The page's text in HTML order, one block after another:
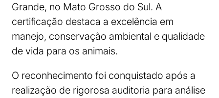
Grande, no Mato Grosso do Sul. A
certificação destaca a excelência em
manejo, conservação ambiental e qualidade
de vida para os animais.
O reconhecimento foi conquistado após a
realização de rigorosa auditoria para análise